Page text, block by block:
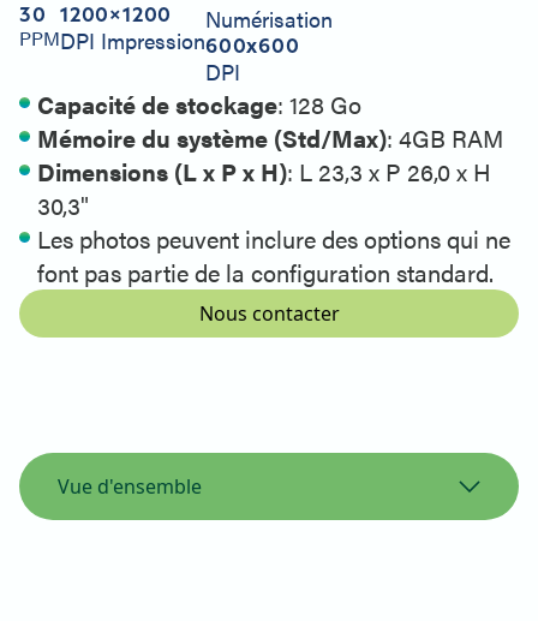
30
PPM
1200×1200
DPI Impression
Numérisation
600x600
DPI
Capacité de stockage: 128 Go
Mémoire du système (Std/Max): 4GB RAM
Dimensions (L x P x H): L 23,3 x P 26,0 x H
30,3"
Les photos peuvent inclure des options qui ne
font pas partie de la configuration standard.
Nous contacter
Vue d'ensemble